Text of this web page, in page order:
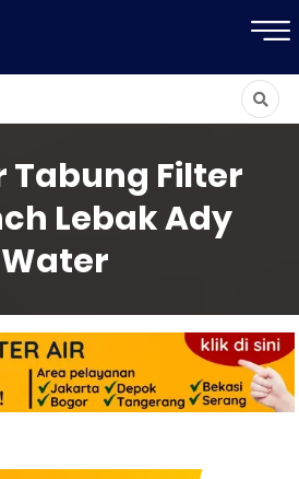
Tabung Filter
Lebak Ady
Water